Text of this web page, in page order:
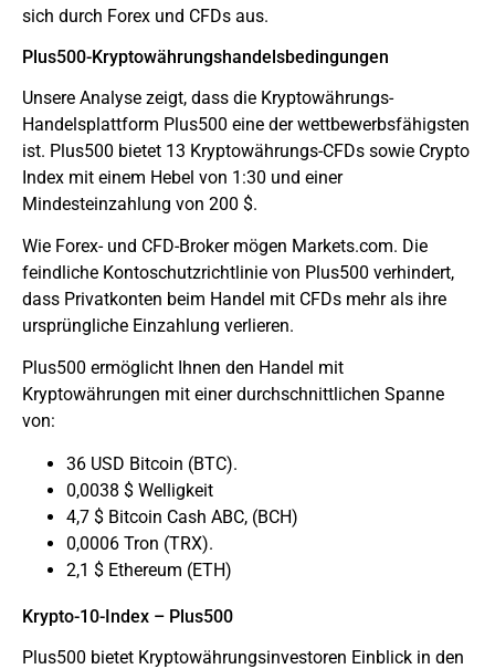
sich durch Forex und CFDs aus.
Plus500-Kryptowährungshandelsbedingungen
Unsere Analyse zeigt, dass die Kryptowährungs-
Handelsplattform Plus500 eine der wettbewerbsfähigsten
ist. Plus500 bietet 13 Kryptowährungs-CFDs sowie Crypto
Index mit einem Hebel von 1:30 und einer
Mindesteinzahlung von 200 $.
Wie Forex- und CFD-Broker mögen Markets.com. Die
feindliche Kontoschutzrichtlinie von Plus500 verhindert,
dass Privatkonten beim Handel mit CFDs mehr als ihre
ursprüngliche Einzahlung verlieren.
Plus500 ermöglicht Ihnen den Handel mit
Kryptowährungen mit einer durchschnittlichen Spanne
von:
36 USD Bitcoin (BTC).
0,0038 $ Welligkeit
4,7 $ Bitcoin Cash ABC, (BCH)
0,0006 Tron (TRX).
2,1 $ Ethereum (ETH)
Krypto-10-Index – Plus500
Plus500 bietet Kryptowährungsinvestoren Einblick in den